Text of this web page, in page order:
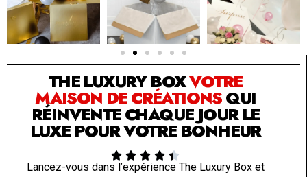
SOLUTION PAR THE LUXURY BOX & CO
THE LUXURY BOXVOTRE
MAISON DE CRÉATIONSQUI
RÉINVENTE CHAQUE JOUR LE
LUXE POUR VOTRE BONHEUR
    
Lancez-vous dans l’expérience The Luxury Box et